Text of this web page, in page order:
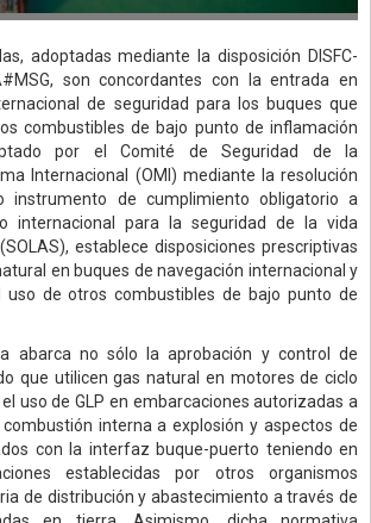
adoptadas mediante la disposición DISFC-
son concordantes con la entrada en
de seguridad para los buques que
combustibles de bajo punto de inflamación
por el Comité de Seguridad de la
Internacional (OMI) mediante la resolución
instrumento de cumplimiento obligatorio a
internacional para la seguridad de la vida
establece disposiciones prescriptivas
en buques de navegación internacional y
uso de otros combustibles de bajo punto de
abarca no sólo la aprobación y control de
que utilicen gas natural en motores de ciclo
uso de GLP en embarcaciones autorizadas a
interna a explosión y aspectos de
con la interfaz buque-puerto teniendo en
establecidas por otros organismos
de distribución y abastecimiento a través de